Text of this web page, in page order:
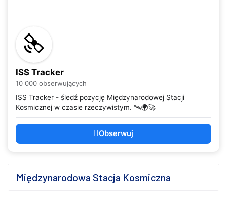
ISS Tracker
10 000 obserwujących
ISS Tracker - śledź pozycję Międzynarodowej Stacji
Kosmicznej w czasie rzeczywistym. 🛰️🌍🚀
Obserwuj
Międzynarodowa Stacja Kosmiczna